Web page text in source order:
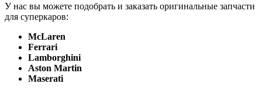
У нас вы можете подобрать и заказать оригинальные запчасти
для суперкаров:
McLaren
Ferrari
Lamborghini
Aston Martin
Maserati